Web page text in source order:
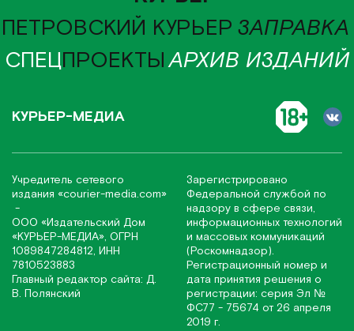
ПЕТРОВСКИЙ КУРЬЕР ЗАПРАВКА
СПЕЦПРОЕКТЫАРХИВ ИЗДАНИЙ
КУРЬЕР-МЕДИА
Учредитель сетевого
издания «соurier-media.com»
-
ООО «Издательский Дом
«КУРЬЕР-МЕДИА», ОГРН
1089847284812, ИНН
7810523883
Главный редактор сайта: Д.
В. Полянский
Зарегистрировано
Федеральной службой по
надзору в сфере связи,
информационных технологий
и массовых коммуникаций
(Роскомнадзор).
Регистрационный номер и
дата принятия решения о
регистрации: серия Эл №
ФС77 - 75674 от 26 апреля
2019 г.